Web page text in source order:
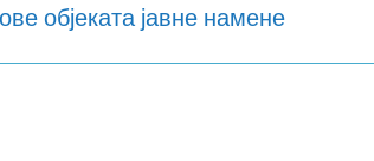
објеката јавне намене